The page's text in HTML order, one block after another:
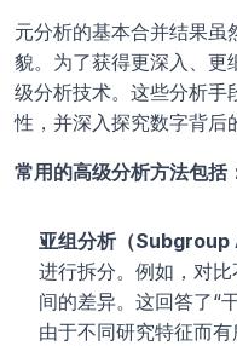
元分析的基本合并结果虽
貌。为了获得更深入、更
级分析技术。这些分析手
性，并深入探究数字背后
常用的高级分析方法包括
亚组分析（Subgroup
进行拆分。例如，对
间的差异。这回答了“
由于不同研究特征而有